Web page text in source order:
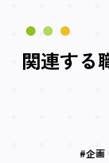
関連する
企画